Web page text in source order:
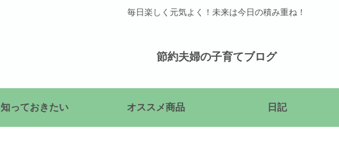
毎日楽しく元気よく！未来は今日の積み重ね！
節約夫婦の子育てブログ
知っておきたい オススメ商品 日記